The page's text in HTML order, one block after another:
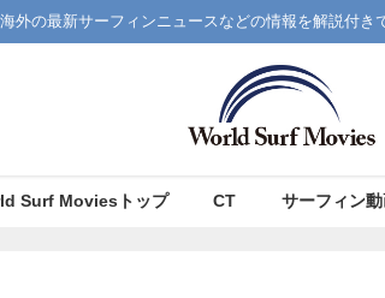
外の最新サーフィンニュースなどの情報を解説付
Surf Moviesトップ CT サーフィン